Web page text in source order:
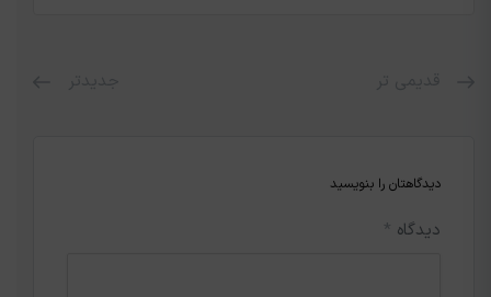
دیدگاهتان را بنویسید
دیدگاه *